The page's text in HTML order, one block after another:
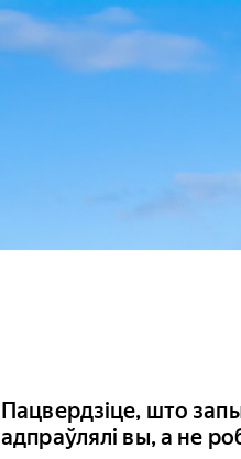
Пацвердзіце, што
адпраўлялі вы, а не